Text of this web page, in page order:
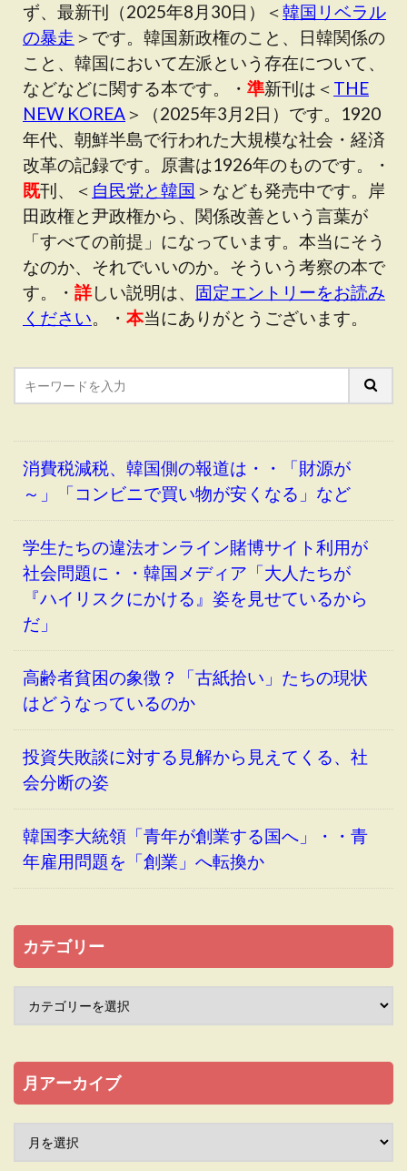
ず、最新刊（2025年8月30日）＜韓国リベラル
の暴走 ＞です。韓国新政権のこと、日韓関係の
こと、韓国において左派という存在について、
などなどに関する本です。・ 準新刊は＜ THE
NEW KOREA＞（2025年3月2日）です。1920
年代、朝鮮半島で行われた大規模な社会・経済
改革の記録です。原書は1926年のものです。・
既刊、＜ 自民党と韓国 ＞なども発売中です。岸
田政権と尹政権から、関係改善という言葉が
「すべての前提」になっています。本当にそう
なのか、それでいいのか。そういう考察の本で
す。・ 詳しい説明は、 固定エントリーをお読み
ください。・ 本当にありがとうございます。
消費税減税、韓国側の報道は・・「財源が
～」「コンビニで買い物が安くなる」など
学生たちの違法オンライン賭博サイト利用が
社会問題に・・韓国メディア「大人たちが
『ハイリスクにかける』姿を見せているから
だ」
高齢者貧困の象徴？「古紙拾い」たちの現状
はどうなっているのか
投資失敗談に対する見解から見えてくる、社
会分断の姿
韓国李大統領「青年が創業する国へ」・・青
年雇用問題を「創業」へ転換か
カテゴリー
月アーカイブ